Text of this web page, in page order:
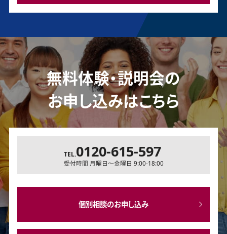
無料体験・説明会の
お申し込みはこちら
TEL.0120-615-597
受付時間 月曜日～金曜日 9:00-18:00
個別相談のお申し込み